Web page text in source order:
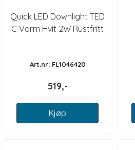
Quick LED Downlight TED
C Varm Hvit 2W Rustfritt
Art.nr: FL1046420
519,-
Kjøp